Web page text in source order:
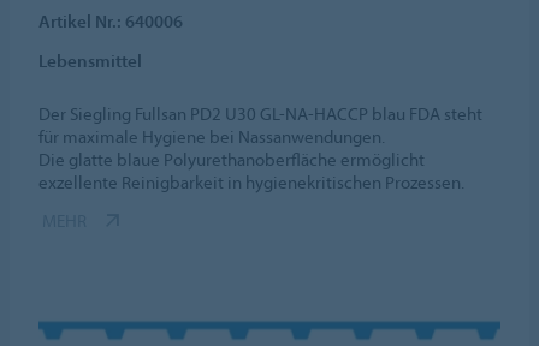
Artikel Nr.: 640006
Lebensmittel
Der Siegling Fullsan PD2 U30 GL-NA-HACCP blau FDA steht
für maximale Hygiene bei Nassanwendungen.
Die glatte blaue Polyurethanoberfläche ermöglicht
exzellente Reinigbarkeit in hygienekritischen Prozessen.